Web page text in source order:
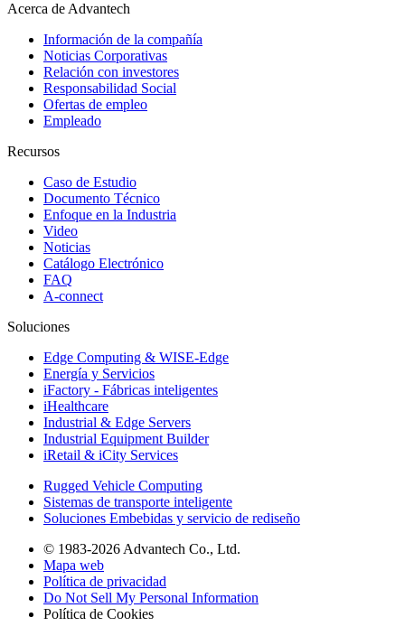
Acerca de Advantech
Información de la compañía
Noticias Corporativas
Relación con investores
Responsabilidad Social
Ofertas de empleo
Empleado
Recursos
Caso de Estudio
Documento Técnico
Enfoque en la Industria
Video
Noticias
Catálogo Electrónico
FAQ
A-connect
Soluciones
Edge Computing & WISE-Edge
Energía y Servicios
iFactory - Fábricas inteligentes
iHealthcare
Industrial & Edge Servers
Industrial Equipment Builder
iRetail & iCity Services
Rugged Vehicle Computing
Sistemas de transporte inteligente
Soluciones Embebidas y servicio de rediseño
© 1983-2026 Advantech Co., Ltd.
Mapa web
Política de privacidad
Do Not Sell My Personal Information
Política de Cookies